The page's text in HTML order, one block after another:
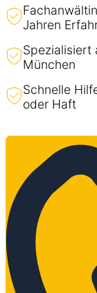
Jahren
Spezialisiert
München
Schnelle
oder Haft